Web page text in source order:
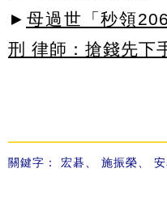
► 母過世「秒領
刑 律師：搶錢先下
關鍵字： 宏碁、 施振榮、